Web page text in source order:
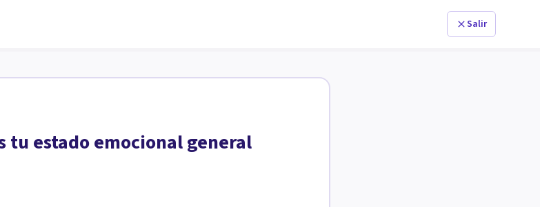
Salir
tu estado emocional general